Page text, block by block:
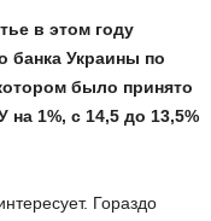
в этом году
банка Украины по
было принято
на 1%, с 14,5 до 13,5%
Гораздо